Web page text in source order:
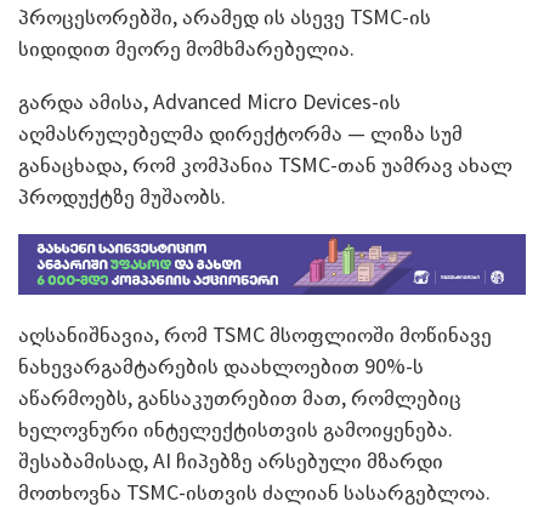
პროცესორებში, არამედ ის ასევე TSMC-ის
სიდიდით მეორე მომხმარებელია.
გარდა ამისა, Advanced Micro Devices-ის
აღმასრულებელმა დირექტორმა — ლიზა სუმ
განაცხადა, რომ კომპანია TSMC-თან უამრავ ახალ
პროდუქტზე მუშაობს.
აღსანიშნავია, რომ TSMC მსოფლიოში მოწინავე
ნახევარგამტარების დაახლოებით 90%-ს
აწარმოებს, განსაკუთრებით მათ, რომლებიც
ხელოვნური ინტელექტისთვის გამოიყენება.
შესაბამისად, AI ჩიპებზე არსებული მზარდი
მოთხოვნა TSMC-ისთვის ძალიან სასარგებლოა.